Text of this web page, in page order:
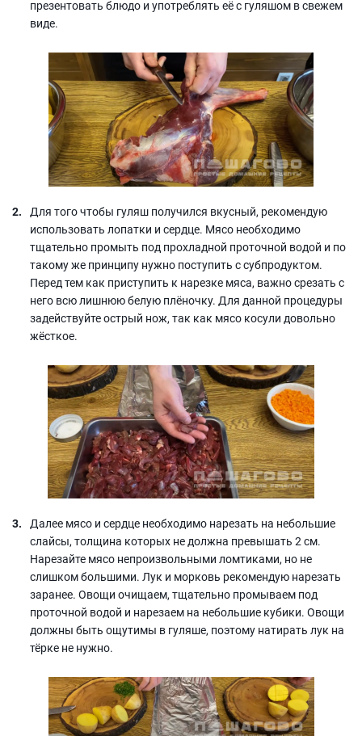
презентовать блюдо и употреблять её с гуляшом в свежем
виде.
Для того чтобы гуляш получился вкусный, рекомендую
использовать лопатки и сердце. Мясо необходимо
тщательно промыть под прохладной проточной водой и по
такому же принципу нужно поступить с субпродуктом.
Перед тем как приступить к нарезке мяса, важно срезать с
него всю лишнюю белую плёночку. Для данной процедуры
задействуйте острый нож, так как мясо косули довольно
жёсткое.
Далее мясо и сердце необходимо нарезать на небольшие
слайсы, толщина которых не должна превышать 2 см.
Нарезайте мясо непроизвольными ломтиками, но не
слишком большими. Лук и морковь рекомендую нарезать
заранее. Овощи очищаем, тщательно промываем под
проточной водой и нарезаем на небольшие кубики. Овощи
должны быть ощутимы в гуляше, поэтому натирать лук на
тёрке не нужно.